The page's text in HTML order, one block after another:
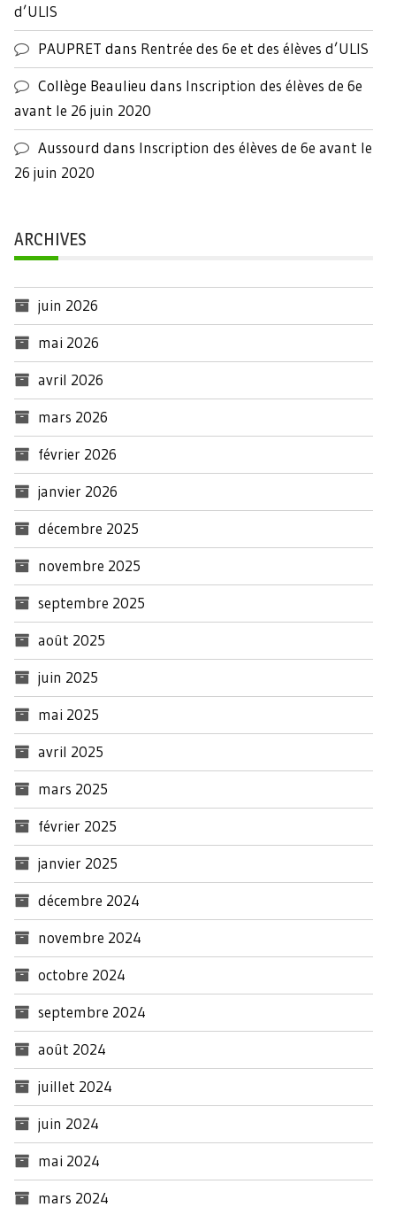
d’ULIS
PAUPRET dans Rentrée des 6e et des élèves d’ULIS
Collège Beaulieu dans Inscription des élèves de 6e
avant le 26 juin 2020
Aussourd dans Inscription des élèves de 6e avant le
26 juin 2020
ARCHIVES
juin 2026
mai 2026
avril 2026
mars 2026
février 2026
janvier 2026
décembre 2025
novembre 2025
septembre 2025
août 2025
juin 2025
mai 2025
avril 2025
mars 2025
février 2025
janvier 2025
décembre 2024
novembre 2024
octobre 2024
septembre 2024
août 2024
juillet 2024
juin 2024
mai 2024
mars 2024